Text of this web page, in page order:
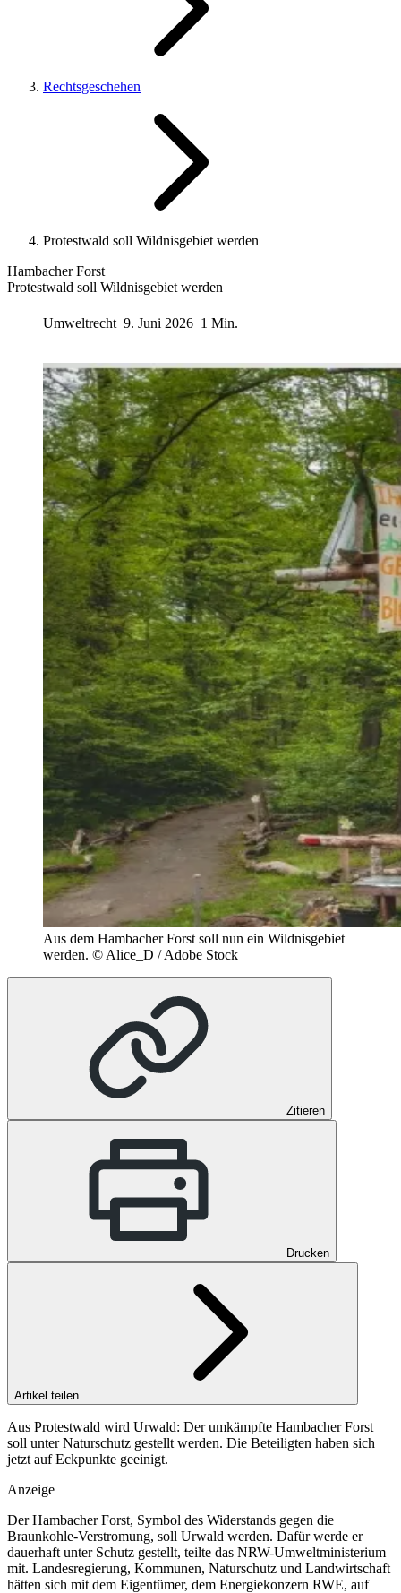
Rechtsgeschehen
Protestwald soll Wildnisgebiet werden
Hambacher Forst
Protestwald soll Wildnisgebiet werden
Umweltrecht 9. Juni 2026 1 Min.
Aus dem Hambacher Forst soll nun ein Wildnisgebiet
werden. © Alice_D / Adobe Stock
Zitieren
Drucken
Artikel teilen
Aus Protestwald wird Urwald: Der umkämpfte Hambacher Forst
soll unter Naturschutz gestellt werden. Die Beteiligten haben sich
jetzt auf Eckpunkte geeinigt.
Anzeige
Der Hambacher Forst, Symbol des Widerstands gegen die
Braunkohle-Verstromung, soll Urwald werden. Dafür werde er
dauerhaft unter Schutz gestellt, teilte das NRW-Umweltministerium
mit. Landesregierung, Kommunen, Naturschutz und Landwirtschaft
hätten sich mit dem Eigentümer, dem Energiekonzern RWE, auf